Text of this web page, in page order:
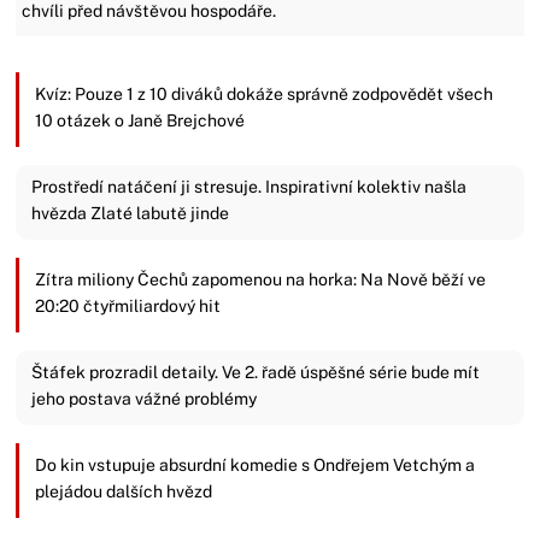
chvíli před návštěvou hospodáře.
Kvíz: Pouze 1 z 10 diváků dokáže správně zodpovědět všech
10 otázek o Janě Brejchové
Prostředí natáčení ji stresuje. Inspirativní kolektiv našla
hvězda Zlaté labutě jinde
Zítra miliony Čechů zapomenou na horka: Na Nově běží ve
20:20 čtyřmiliardový hit
Štáfek prozradil detaily. Ve 2. řadě úspěšné série bude mít
jeho postava vážné problémy
Do kin vstupuje absurdní komedie s Ondřejem Vetchým a
plejádou dalších hvězd